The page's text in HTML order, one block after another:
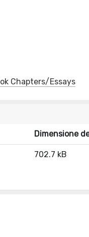
Chapters/Essays
Dimensione
702.7 kB